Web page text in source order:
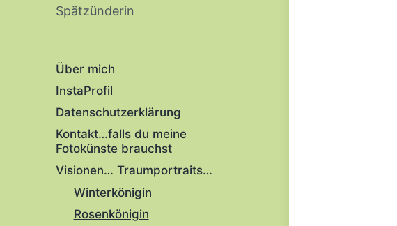
Spätzünderin
Über mich
InstaProfil
Datenschutzerklärung
Kontakt…falls du meine
Fotokünste brauchst
Visionen… Traumportraits…
Winterkönigin
Rosenkönigin